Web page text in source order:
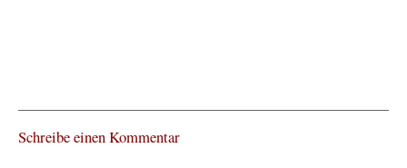
Schreibe einen Kommentar